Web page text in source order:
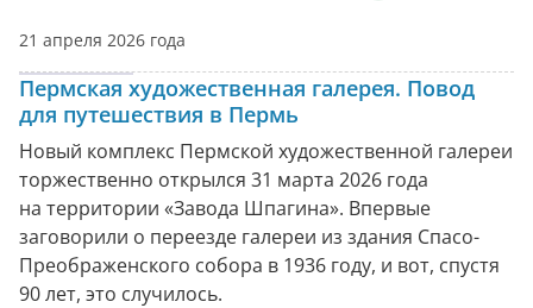
21 апреля 2026 года
Пермская художественная галерея. Повод
для путешествия в Пермь
Новый комплекс Пермской художественной галереи
торжественно открылся 31 марта 2026 года
на территории «Завода Шпагина». Впервые
заговорили о переезде галереи из здания Спасо-
Преображенского собора в 1936 году, и вот, спустя
90 лет, это случилось.